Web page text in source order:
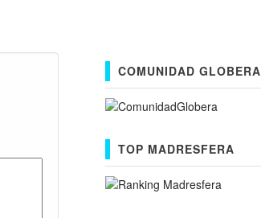
COMUNIDAD GLOBERA
TOP MADRESFERA